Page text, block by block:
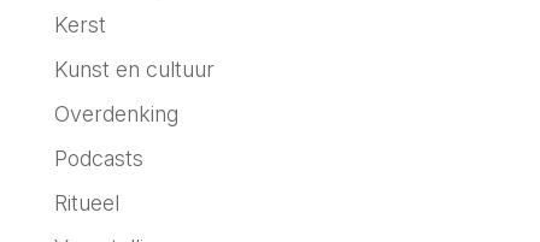
Kerst
Kunst en cultuur
Overdenking
Podcasts
Ritueel